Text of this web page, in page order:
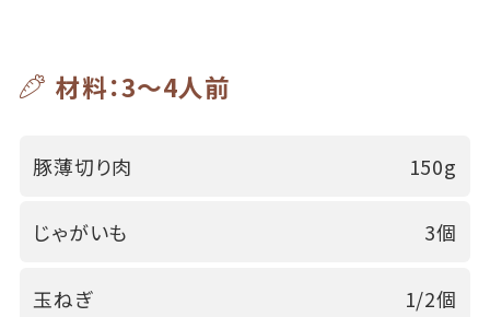
材料：3～4人前
豚薄切り肉 150g
じゃがいも 3個
玉ねぎ 1/2個